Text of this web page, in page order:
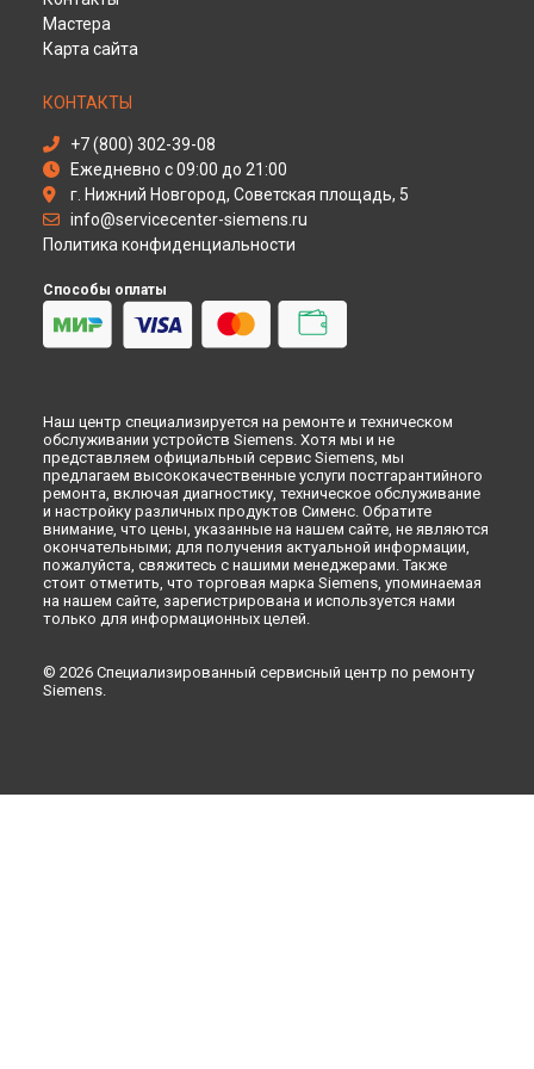
Ремонт варочной панели ET645FNN1 Siemens в
Ремонт варочной панели ET645FNN1 Siemens в
Ремонт варочной панели ET645FNN1 Siemens в
Ремонт варочной панели ET645FNN1 Siemens в
Набережных Челнах
Ремонт варочной панели ET645FNN1 Siemens в
Мастера
Карта сайта
КОНТАКТЫ
+7 (800) 302-39-08
Ежедневно с 09:00 до 21:00
г. Нижний Новгород, Советская площадь, 5
info@servicecenter-siemens.ru
Политика конфиденциальности
Способы оплаты
Наш центр специализируется на ремонте и техническом
обслуживании устройств Siemens. Хотя мы и не
представляем официальный сервис Siemens, мы
предлагаем высококачественные услуги постгарантийного
ремонта, включая диагностику, техническое обслуживание
и настройку различных продуктов Сименс. Обратите
внимание, что цены, указанные на нашем сайте, не являются
окончательными; для получения актуальной информации,
пожалуйста, свяжитесь с нашими менеджерами. Также
стоит отметить, что торговая марка Siemens, упоминаемая
на нашем сайте, зарегистрирована и используется нами
только для информационных целей.
© 2026 Специализированный сервисный центр по ремонту
Siemens.